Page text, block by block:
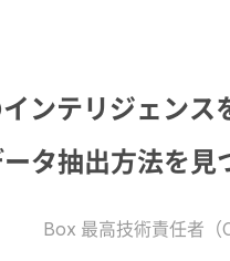
ンテリジェン
タ抽出方法を見
Box 最高技術責任者（